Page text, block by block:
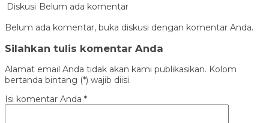
Diskusi Belum ada komentar
Belum ada komentar, buka diskusi dengan komentar Anda.
Silahkan tulis komentar Anda
Alamat email Anda tidak akan kami publikasikan. Kolom
bertanda bintang (*) wajib diisi.
Isi komentar Anda *